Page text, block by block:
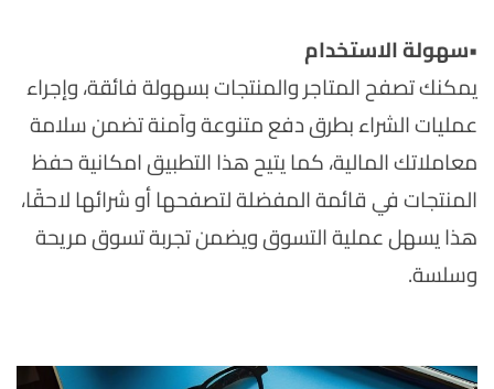
•سهولة الاستخدام
يمكنك تصفح المتاجر والمنتجات بسهولة فائقة، وإجراء
عمليات الشراء بطرق دفع متنوعة وآمنة تضمن سلامة
معاملاتك المالية، كما يتيح هذا التطبيق امكانية حفظ
المنتجات في قائمة المفضلة لتصفحها أو شرائها لاحقًا،
هذا يسهل عملية التسوق ويضمن تجربة تسوق مريحة
وسلسة.